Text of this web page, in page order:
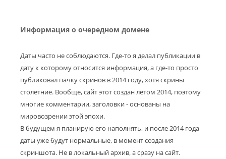
Информация о очередном домене
Даты часто не соблюдаются. Где-то я делал публикации в
дату к которому относится информация, а где-то просто
публиковал пачку скринов в 2014 году, хотя скрины
столетние. Вообще, сайт этот создан летом 2014, поэтому
многие комментарии, заголовки - основаны на
мировозрении этой эпохи.
В будущем я планирую его наполнять, и после 2014 года
даты уже будут нормальные, в момент создания
скриншота. Не в локальный архив, а сразу на сайт.